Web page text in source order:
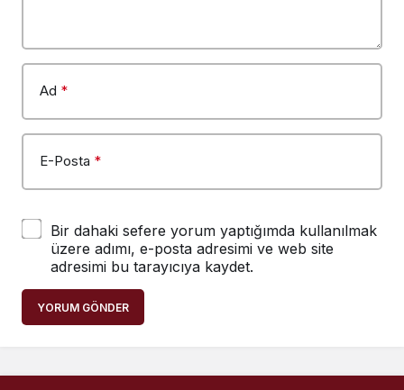
Ad *
E-Posta *
Bir dahaki sefere yorum yaptığımda kullanılmak
üzere adımı, e-posta adresimi ve web site
adresimi bu tarayıcıya kaydet.
YORUM GÖNDER